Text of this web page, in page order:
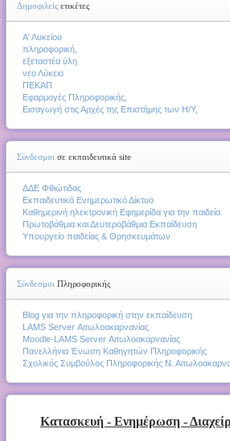
Δημοφιλείς ετικέτες
Α' Λυκείου
πληροφορική,
εξεταστέα ύλη
νεο Λύκειο
ΠΕΚΑΠ
Εφαρμογές Πληροφορικής,
Εισαγωγή στις Αρχές της Επιστήμης των Η/Υ,
Σύνδεσμοι σε εκπαιδευτικά site
ΔΔΕ Φθιώτιδας
Εκπαιδευτικό Ενημερωτικό Δίκτυο
Καθημερινή ηλεκτρονική Εφημερίδα για την παιδεία
Πρωτοβάθμια και Δευτεροβάθμια Εκπαίδευση
Υπουργείο παιδείας & Θρησκευμάτων
Σύνδεσμοι Πληροφορικής
Blog για την πληροφορική στην εκπαίδευση
LAMS Server Αιτωλοακαρνανίας
Moodle-LAMS Server Αιτωλοακαρνανίας
Πανελλήνια Ένωση Καθηγητών Πληροφορικής
Σχολικός Συμβούλος Πληροφορικής Ν.
Κατασκευή - Ενημέρωση -